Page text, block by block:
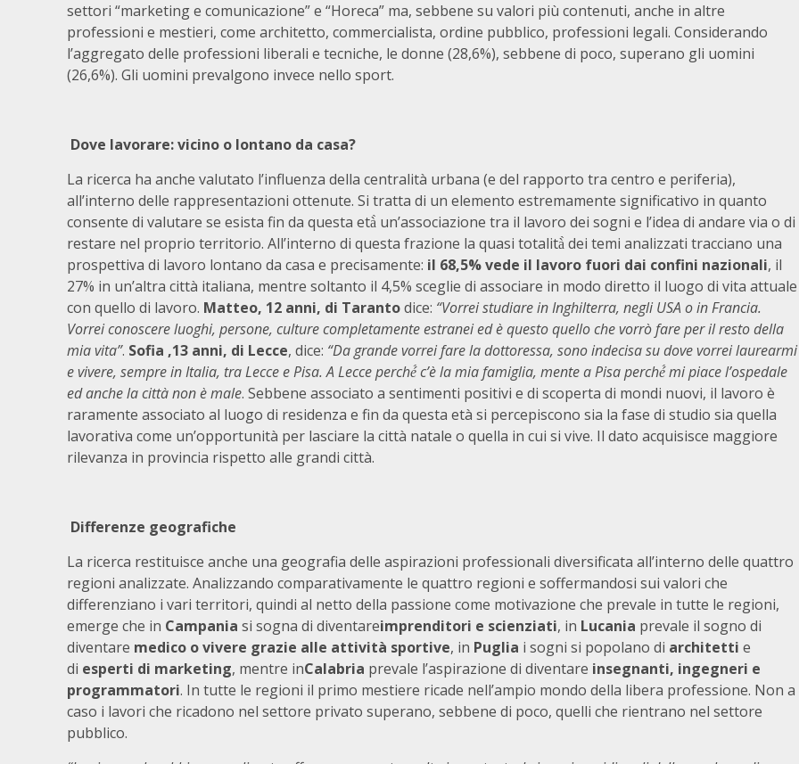
settori “marketing e comunicazione” e “Horeca” ma, sebbene su valori più contenuti, anche in altre
professioni e mestieri, come architetto, commercialista, ordine pubblico, professioni legali. Considerando
l’aggregato delle professioni liberali e tecniche, le donne (28,6%), sebbene di poco, superano gli uomini
(26,6%). Gli uomini prevalgono invece nello sport.
Dove lavorare: vicino o lontano da casa?
La ricerca ha anche valutato l’influenza della centralità urbana (e del rapporto tra centro e periferia),
all’interno delle rappresentazioni ottenute. Si tratta di un elemento estremamente significativo in quanto
consente di valutare se esista fin da questa età̀ un’associazione tra il lavoro dei sogni e l’idea di andare via o di
restare nel proprio territorio. All’interno di questa frazione la quasi totalità̀ dei temi analizzati tracciano una
prospettiva di lavoro lontano da casa e precisamente: il 68,5% vede il lavoro fuori dai confini nazionali, il
27% in un’altra città italiana, mentre soltanto il 4,5% sceglie di associare in modo diretto il luogo di vita attuale
con quello di lavoro. Matteo, 12 anni, di Tarantodice: “Vorrei studiare in Inghilterra, negli USA o in Francia.
Vorrei conoscere luoghi, persone, culture completamente estranei ed è questo quello che vorrò fare per il resto della
mia vita”. Sofia ,13 anni, di Lecce, dice: “Da grande vorrei fare la dottoressa, sono indecisa su dove vorrei laurearmi
e vivere, sempre in Italia, tra Lecce e Pisa. A Lecce perché́ c’è la mia famiglia, mente a Pisa perché́ mi piace l’ospedale
ed anche la città non è male. Sebbene associato a sentimenti positivi e di scoperta di mondi nuovi, il lavoro è
raramente associato al luogo di residenza e fin da questa età si percepiscono sia la fase di studio sia quella
lavorativa come un’opportunità per lasciare la città natale o quella in cui si vive. Il dato acquisisce maggiore
rilevanza in provincia rispetto alle grandi città.
Differenze geografiche
La ricerca restituisce anche una geografia delle aspirazioni professionali diversificata all’interno delle quattro
regioni analizzate. Analizzando comparativamente le quattro regioni e soffermandosi sui valori che
differenziano i vari territori, quindi al netto della passione come motivazione che prevale in tutte le regioni,
emerge che in Campania si sogna di diventareimprenditori e scienziati, in Lucania prevale il sogno di
diventare medico o vivere grazie alle attività sportive, in Puglia i sogni si popolano di architetti e
di esperti di marketing, mentre inCalabria prevale l’aspirazione di diventare insegnanti, ingegneri e
programmatori. In tutte le regioni il primo mestiere ricade nell’ampio mondo della libera professione. Non a
caso i lavori che ricadono nel settore privato superano, sebbene di poco, quelli che rientrano nel settore
pubblico.